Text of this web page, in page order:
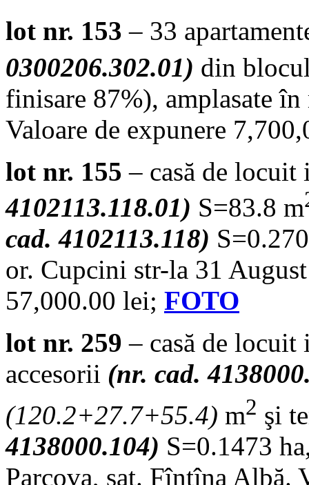
lot nr. 153 – 33
0300206.302.01) din
finisare 87%), amplasate
Valoare de expunere
lot nr. 155 – casă de
4102113.118.01) S=83.8 m
cad. 4102113.118)
or. Cupcini str-la 31
57,000.00 lei; FOTO
lot nr. 259 – casă de
accesorii (nr. cad.
(120.2+27.7+55.4) m2 şi
4138000.104) S=0.1473
Parcova, sat. Fîntîna Albă.